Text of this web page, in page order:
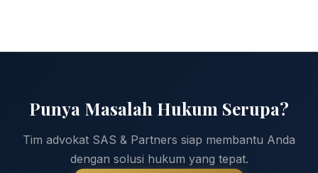
Punya Masalah Hukum Serupa?
Tim advokat SAS & Partners siap membantu Anda
dengan solusi hukum yang tepat.